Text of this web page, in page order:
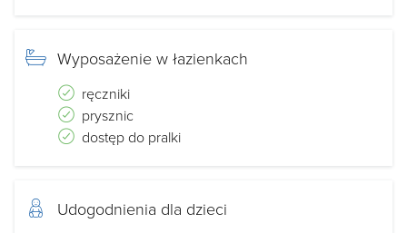
Wyposażenie w łazienkach
ręczniki
prysznic
dostęp do pralki
Udogodnienia dla dzieci